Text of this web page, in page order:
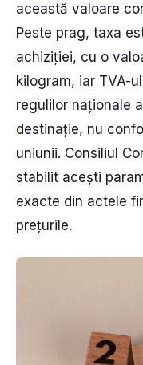
această valoare
Peste prag, taxa
achiziției, cu o
kilogram, iar TVA-
regulilor naționale
destinație, nu
uniunii. Consiliul
stabilit acești
exacte din actele
prețurile.